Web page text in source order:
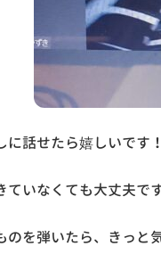
に話せたら嬉しいです！
ていなくても大丈夫で
のを弾いたら、きっと